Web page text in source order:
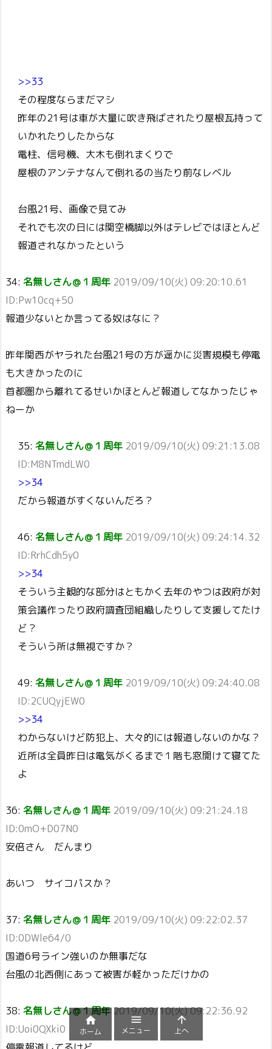
>>33
その程度ならまだマシ
昨年の21号は車が大量に吹き飛ばされたり屋根瓦持って
いかれたりしたからな
電柱、信号機、大木も倒れまくりで
屋根のアンテナなんて倒れるの当たり前なレベル
台風21号、画像で見てみ
それでも次の日には関空橋脚以外はテレビではほとんど
報道されなかったという
34: 名無しさん＠１周年 2019/09/10(火) 09:20:10.61
ID:Pw10cq+50
報道少ないとか言ってる奴はなに？
昨年関西がヤラれた台風21号の方が遥かに災害規模も停電
も大きかったのに
首都圏から離れてるせいかほとんど報道してなかったじゃ
ねーか
35: 名無しさん＠１周年 2019/09/10(火) 09:21:13.08
ID:M8NTmdLW0
>>34
だから報道がすくないんだろ？
46: 名無しさん＠１周年 2019/09/10(火) 09:24:14.32
ID:RrhCdh5y0
>>34
そういう主観的な部分はともかく去年のやつは政府が対
策会議作ったり政府調査団組織したりして支援してたけ
ど？
そういう所は無視ですか？
49: 名無しさん＠１周年 2019/09/10(火) 09:24:40.08
ID:2CUQyjEW0
>>34
わからないけど防犯上、大々的には報道しないのかな？
近所は全員昨日は電気がくるまで１階も窓開けて寝てた
よ
36: 名無しさん＠１周年 2019/09/10(火) 09:21:24.18
ID:0mO+D07N0
安倍さん だんまり
あいつ サイコパスか？
37: 名無しさん＠１周年 2019/09/10(火) 09:22:02.37
ID:0DWle64/0
国道6号ライン強いのか無事だな
台風の北西側にあって被害が軽かっただけかの
38: 名無しさん＠１周年 2019/09/10(火) 09:22:36.92
ID:Uoi0QXki0

ホーム

メニュー

上へ